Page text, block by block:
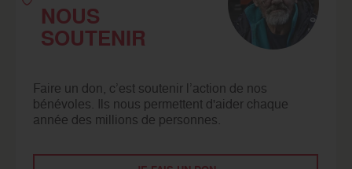
NOUS
SOUTENIR
Faire un don, c’est soutenir l’action de nos
bénévoles. Ils nous permettent d'aider chaque
année des millions de personnes.